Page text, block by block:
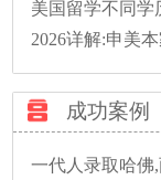
成功案例
一代人录取哈佛